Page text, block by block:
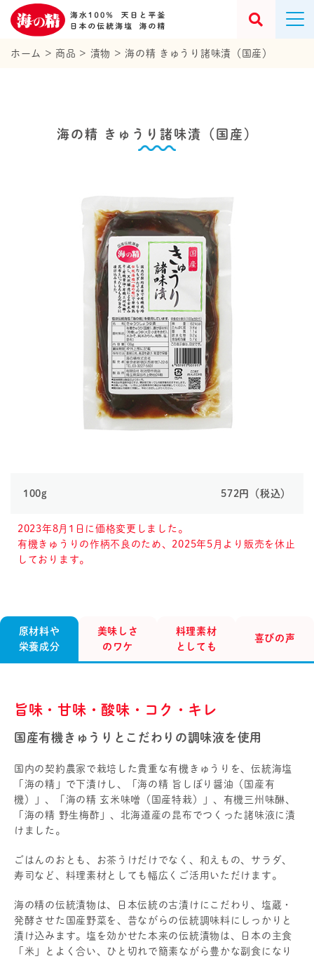
ホーム > 商品 > 漬物 >海の精 きゅうり諸味漬（国産）
海の精 きゅうり諸味漬（国産）
100g 572円（税込）
2023年8月1日に価格変更しました。
有機きゅうりの作柄不良のため、2025年5月より販売を休止
しております。
原材料や
栄養成分
美味しさ
のワケ
料理素材
としても
喜びの声
旨味・甘味・酸味・コク・キレ
国産有機きゅうりとこだわりの調味液を使用
国内の契約農家で栽培した貴重な有機きゅうりを、伝統海塩
「海の精」で下漬けし、「海の精 旨しぼり醤油（国産有
機）」、「海の精 玄米味噌（国産特栽）」、有機三州味醂、
「海の精 野生梅酢」、北海道産の昆布でつくった諸味液に漬
けました。
ごはんのおとも、お茶うけだけでなく、和えもの、サラダ、
寿司など、料理素材としても幅広くご活用いただけます。
海の精の伝統漬物は、日本伝統の古漬けにこだわり、塩蔵・
発酵させた国産野菜を、昔ながらの伝統調味料にしっかりと
漬け込みます。塩を効かせた本来の伝統漬物は、日本の主食
「米」とよく合い、ひと切れで簡素ながら豊かな副食になり